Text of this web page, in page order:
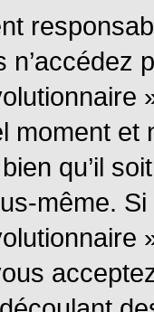
n’accédez
moment
qu’il
même.